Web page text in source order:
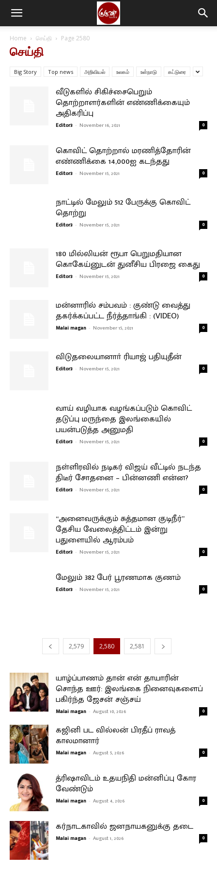
Home செய்தி Page 2580
செய்தி
Big Story Top news அறிவியல் உலகம் உள்நாடு கட்டுரை
வீடுகளில் சிகிச்சைபெறும்
தொற்றாளர்களின் எண்ணிக்கையும்
அதிகரிப்பு
Editor3 - November 16, 2021 0
கொவிட் தொற்றால் மரணித்தோரின்
எண்ணிக்கை 14,000ஐ கடந்தது
Editor3 - November 15, 2021 0
நாட்டில் மேலும் 512 பேருக்கு கொவிட்
தொற்று
Editor3 - November 15, 2021 0
180 மில்லியன் ரூபா பெறுமதியான
கொகேய்னுடன் துனீசிய பிரஜை கைது
Editor3 - November 15, 2021 0
மன்னாரில் சம்பவம் : குண்டு வைத்து
தகர்க்கப்பட்ட நீர்த்தாங்கி : (VIDEO)
Malai magan - November 15, 2021 0
விடுதலையானாா் ரியாஜ் பதியுதீன்
Editor3 - November 15, 2021 0
வாய் வழியாக வழங்கப்படும் கொவிட்
தடுப்பு மருந்தை இலங்கையில்
பயன்படுத்த அனுமதி
Editor3 - November 15, 2021 0
நள்ளிரவில் நடிகர் விஜய் வீட்டில் நடந்த
திடீர் சோதனை – பின்னணி என்ன?
Editor3 - November 15, 2021 0
“அனைவருக்கும் சுத்தமான குடிநீர்”
தேசிய வேலைத்திட்டம் இன்று
பதுளையில் ஆரம்பம்
Editor3 - November 15, 2021 0
மேலும் 382 பேர் பூரணமாக குணம்
Editor3 - November 15, 2021 0
2,579 2,580 2,581
யாழ்ப்பாணம் தான் என் தாயாரின்
சொந்த ஊர்: இலங்கை நினைவுகளைப்
பகிர்ந்த ஜேசன் சஞ்சய்
Malai magan - August 10, 2026 0
கஜினி பட வில்லன் பிரதீப் ராவத்
காலமானார்
Malai magan - August 5, 2026 0
த்ரிஷாவிடம் உதயநிதி மன்னிப்பு கோர
வேண்டும்
Malai magan - August 4, 2026 0
கர்நாடகாவில் ஜனநாயகனுக்கு தடை
Malai magan - August 1, 2026 0